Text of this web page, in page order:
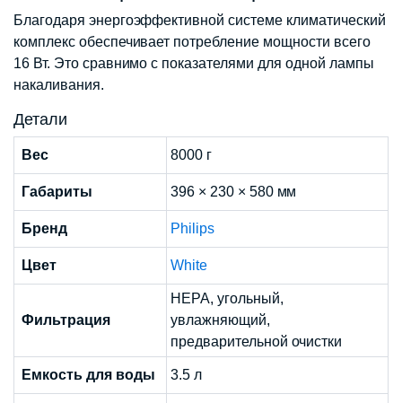
Благодаря энергоэффективной системе климатический
комплекс обеспечивает потребление мощности всего
16 Вт. Это сравнимо с показателями для одной лампы
накаливания.
Детали
Вес 8000 г
Габариты 396 × 230 × 580 мм
Бренд Philips
Цвет White
Фильтрация
HEPA, угольный,
увлажняющий,
предварительной очистки
Емкость для воды 3.5 л